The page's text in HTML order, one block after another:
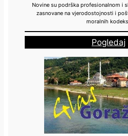
Novine su podrška profesionalnom i
zasnovane na vjerodostojnosti i
moralnih
Pogledaj